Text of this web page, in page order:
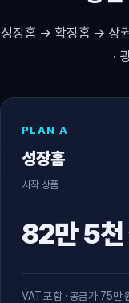
성장홈 → 확장홈 → 상
·
PLAN A
성장홈
시작 상품
82만 5천
VAT 포함 · 공급가 75만